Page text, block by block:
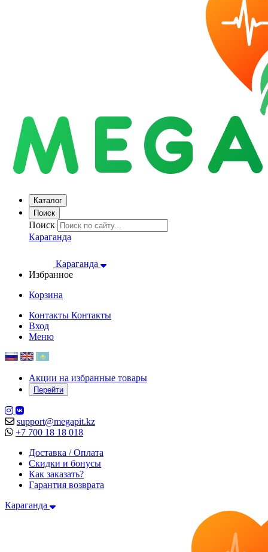
Каталог
Поиск
Поиск
Караганда
Караганда
Избранное
Корзина
Контакты Контакты
Вход
Меню
Акции на избранные товары
Перейти
support@megapit.kz
+7 700 18 18 018
Доставка / Оплата
Скидки и бонусы
Как заказать?
Гарантия возврата
Караганда